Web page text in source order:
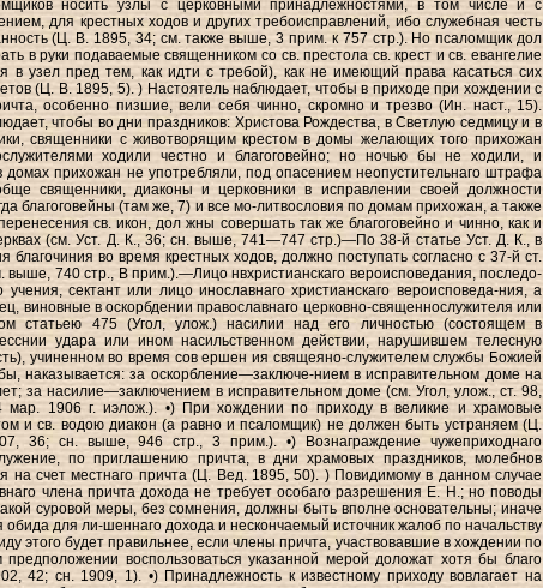
носить узлы с церковными принадлежностями, в том числе и с
для крестных ходов и других требоисправлений, ибо служебная честь
(Ц. В. 1895, 34; см. также выше, 3 прим. к 757 стр.). Но псаломщик дол
в руки подаваемые священником со св. престола св. крест и св. евангелие
в узел пред тем, как идти с требой), как не имеющий права касаться сих
(Ц. В. 1895, 5). ) Настоятель наблюдает, чтобы в приходе при хождении с
особенно пизшие, вели себя чинно, скромно и трезво (Ин. наст., 15).
чтобы во дни праздников: Христова Рождества, в Светлую седмицу и в
священники с животворящим крестом в домы желающих того прихожан
ходили честно и благоговейно; но ночью бы не ходили, и
домах прихожан не употребляли, под опасением неопустительнаго штрафа
священники, диаконы и церковники в исправлении своей должности
благоговейны (там же, 7) и все мо-литвословия по домам прихожан, а также
св. икон, дол жны совершать так же благоговейно и чинно, как и
(см. Уст. Д. К., 36; сн. выше, 741—747 стр.)—По 38-й статье Уст. Д. К., в
благочиния во время крестных ходов, должно поступать согласно с 37-й ст.
выше, 740 стр., В прим.).—Лицо нвхристианскаго вероисповедания, последо-
учения, сектант или лицо инославнаго христианскаго вероисповеда-ния, а
виновные в оскорбдении православнаго церковно-священнослужителя или
статьею 475 (Угол, улож.) насилии над его личностью (состоящем в
удара или ином насильственном действии, нарушившем телесную
учиненном во время сов ершен ия свящеяно-служителем службы Божией
наказывается: за оскорбление—заключе-нием в исправительном доме на
за насилие—заключением в исправительном доме (см. Угол, улож., ст. 98,
мар. 1906 г. иэлож.). •) При хождении по приходу в великие и храмовые
и св. водою диакон (а равно и псаломщик) не должен быть устраняем (Ц.
36; сн. выше, 946 стр., 3 прим.). •) Вознаграждение чужеприходнаго
по приглашению причта, в дни храмовых праздников, молебнов
на счет местнаго причта (Ц. Вед. 1895, 50). ) Повидимому в данном случае
члена причта дохода не требует особаго разрешения Е. Н.; но поводы
суровой меры, без сомнения, должны быть вполне основательны; иначе
обида для ли-шеннаго дохода и нескончаемый источник жалоб по начальству
этого будет правильнее, если члены причта, участвовавшие в хождении по
воспользоваться указанной мерой доложат хотя бы благо
42; сн. 1909, 1). •) Принадлежность к известному приходу вовлагает на